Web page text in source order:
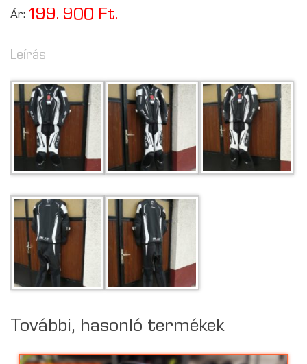
Ár: 199. 900 Ft.
Leírás
További, hasonló termékek